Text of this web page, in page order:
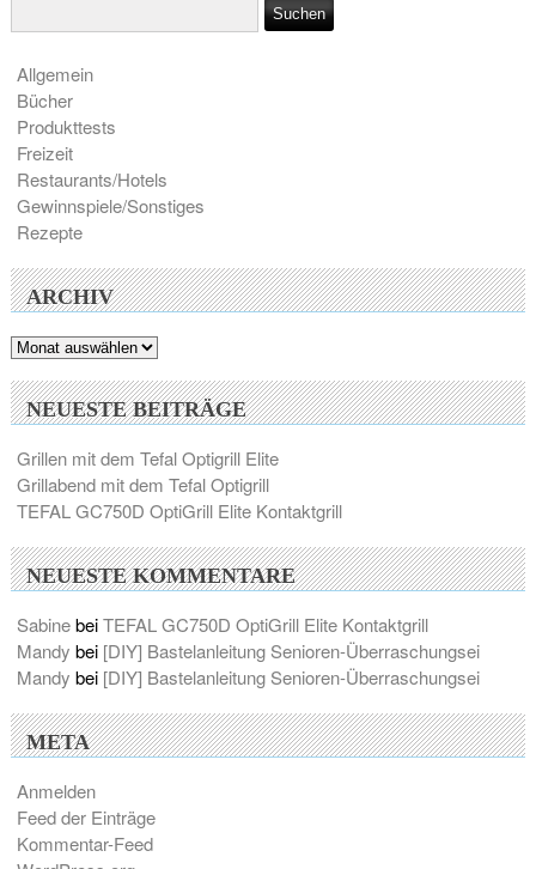
Allgemein
Bücher
Produkttests
Freizeit
Restaurants/Hotels
Gewinnspiele/Sonstiges
Rezepte
ARCHIV
Archiv
NEUESTE BEITRÄGE
Grillen mit dem Tefal Optigrill Elite
Grillabend mit dem Tefal Optigrill
TEFAL GC750D OptiGrill Elite Kontaktgrill
NEUESTE KOMMENTARE
SabinebeiTEFAL GC750D OptiGrill Elite Kontaktgrill
Mandy bei [DIY] Bastelanleitung Senioren-Überraschungsei
Mandy bei [DIY] Bastelanleitung Senioren-Überraschungsei
META
Anmelden
Feed der Einträge
Kommentar-Feed